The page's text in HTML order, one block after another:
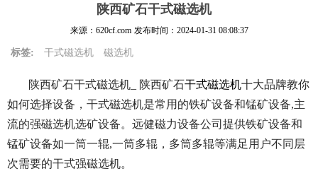
陕西矿石干式磁选机
来源：620cf.com 发布时间： 2024-01-31 08:08:37
标签: 干式磁选机 磁选机
陕西矿石干式磁选机_ 陕西矿石干式磁选机十大品牌教你
如何选择设备，干式磁选机是常用的铁矿设备和锰矿设备,主
流的强磁选机选矿设备。远健磁力设备公司提供铁矿设备和
锰矿设备如一筒一辊,一筒多辊，多筒多辊等满足用户不同层
次需要的干式强磁选机。